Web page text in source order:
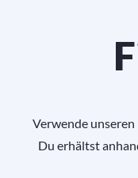
Verwende
Du erhältst